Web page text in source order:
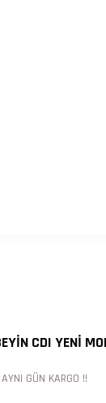
CDI YENİ
GÜN KARGO !!